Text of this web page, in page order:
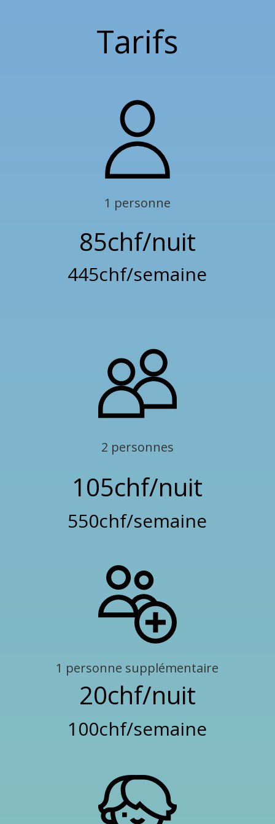
Tarifs
1 personne
85chf/nuit
445chf/semaine
2 personnes
105chf/nuit
550chf/semaine
1 personne supplémentaire
20chf/nuit
100chf/semaine